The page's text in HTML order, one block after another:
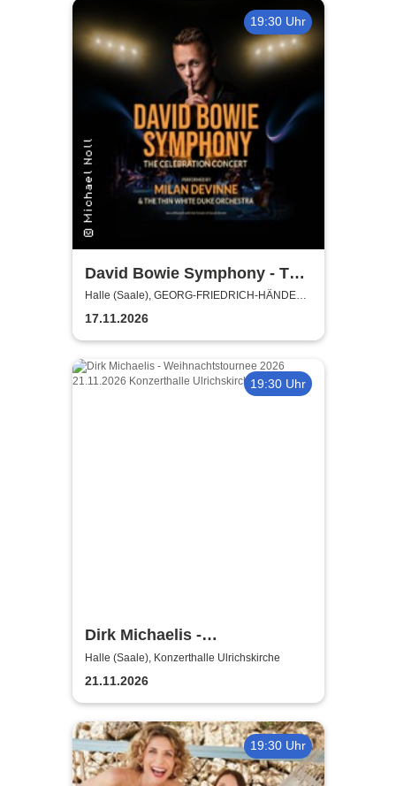
19:30 Uhr
David Bowie Symphony - The
Celebration Concert
Halle (Saale), GEORG-FRIEDRICH-HÄNDEL
HALLE
17.11.2026
19:30 Uhr
Dirk Michaelis -
Weihnachtstournee 2026
Halle (Saale), Konzerthalle Ulrichskirche
21.11.2026
19:30 Uhr